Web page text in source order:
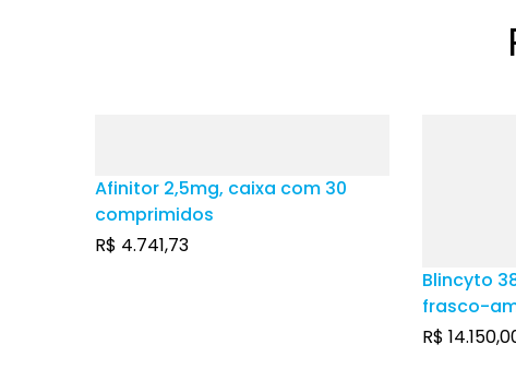
Afinitor 2,5mg, caixa com 30
comprimidos
R$ 4.741,73
Blincyto
frasco-
solução
R$